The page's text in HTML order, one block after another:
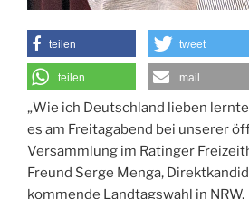
teilen tweet
teilen mail
„Wie ich Deutschland lieben
es am Freitagabend bei unserer
Versammlung im Ratinger
Freund Serge Menga,
kommende Landtagswahl in